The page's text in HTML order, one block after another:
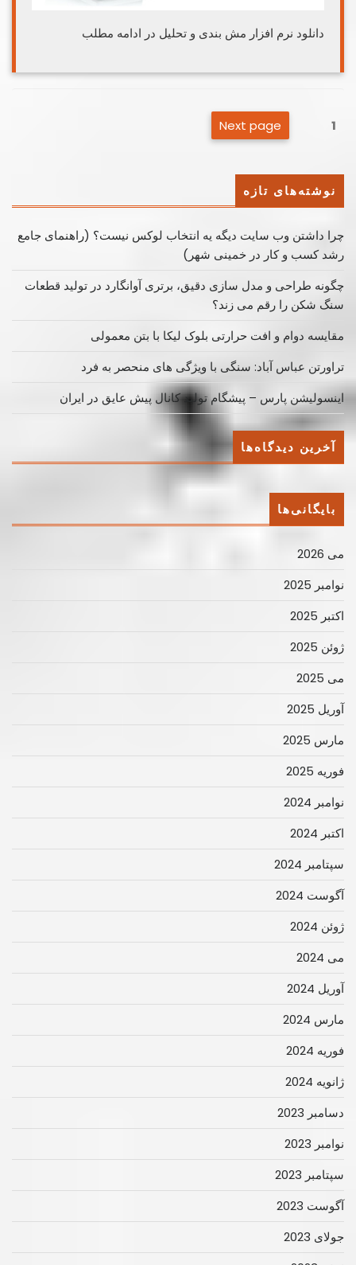
دانلود نرم افزار مش بندی و تحلیل در ادامه مطلب
صفحه‌بندی
Page1
Next page
نوشته‌های تازه
چرا داشتن وب سایت دیگه یه انتخاب لوکس نیست؟ (راهنمای جامع
رشد کسب ‌و کار در خمینی ‌شهر)
چگونه طراحی و مدل سازی دقیق، برتری آوانگارد در تولید قطعات
سنگ شکن را رقم می زند؟
مقایسه دوام و افت حرارتی بلوک لیکا با بتن معمولی
تراورتن عباس آباد: سنگی با ویژگی های منحصر به فرد
اینسولیشن پارس – پیشگام تولید کانال پیش عایق در ایران
آخرین دیدگاه‌ها
بایگانی‌ها
می 2026
نوامبر 2025
اکتبر 2025
ژوئن 2025
می 2025
آوریل 2025
مارس 2025
فوریه 2025
نوامبر 2024
اکتبر 2024
سپتامبر 2024
آگوست 2024
ژوئن 2024
می 2024
آوریل 2024
مارس 2024
فوریه 2024
ژانویه 2024
دسامبر 2023
نوامبر 2023
سپتامبر 2023
آگوست 2023
جولای 2023